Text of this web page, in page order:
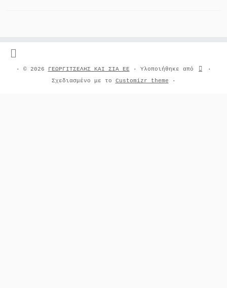
· © 2026 ΓΕΩΡΓΙΤΣΕΛΗΣ ΚΑΙ ΣΙΑ ΕΕ · Υλοποιήθηκε από
·
Σχεδιασμένο με το Customizr theme ·